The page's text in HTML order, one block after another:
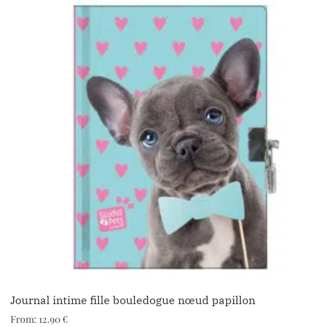
Journal intime fille bouledogue nœud papillon
From: 12.90€